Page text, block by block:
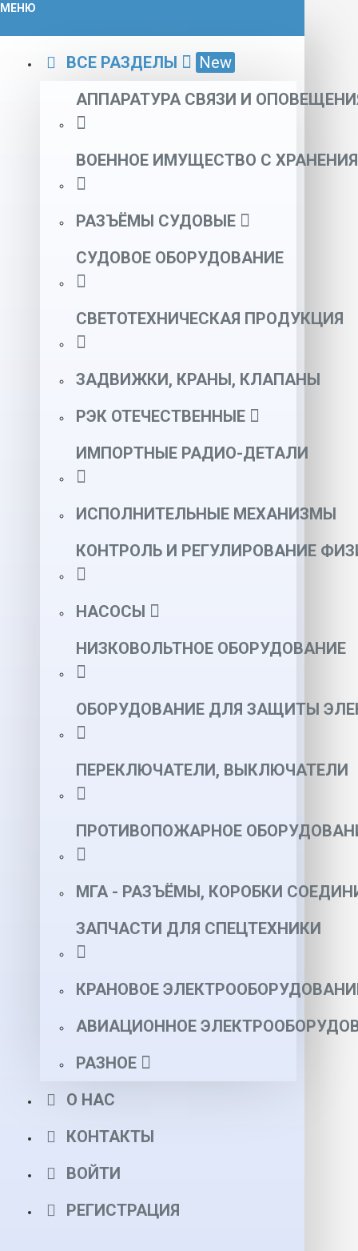
МЕНЮ
ВСЕ РАЗДЕЛЫ
New
АППАРАТУРА СВЯЗИ И
ВОЕННОЕ ИМУЩЕСТВО С ХРАНЕНИЯ
РАЗЪЁМЫ СУДОВЫЕ
СУДОВОЕ ОБОРУДОВАНИЕ
СВЕТОТЕХНИЧЕСКАЯ ПРОДУКЦИЯ
ЗАДВИЖКИ, КРАНЫ, КЛАПАНЫ
РЭК ОТЕЧЕСТВЕННЫЕ
ИМПОРТНЫЕ РАДИО-ДЕТАЛИ
ИСПОЛНИТЕЛЬНЫЕ МЕХАНИЗМЫ
КОНТРОЛЬ И РЕГУЛИРОВАНИЕ
НАСОСЫ
НИЗКОВОЛЬТНОЕ ОБОРУДОВАНИЕ
ОБОРУДОВАНИЕ ДЛЯ ЗАЩИТЫ
ПЕРЕКЛЮЧАТЕЛИ, ВЫКЛЮЧАТЕЛИ
ПРОТИВОПОЖАРНОЕ
МГА - РАЗЪЁМЫ, КОРОБКИ
ЗАПЧАСТИ ДЛЯ СПЕЦТЕХНИКИ
КРАНОВОЕ
АВИАЦИОННОЕ
РАЗНОЕ
О НАС
КОНТАКТЫ
ВОЙТИ
РЕГИСТРАЦИЯ